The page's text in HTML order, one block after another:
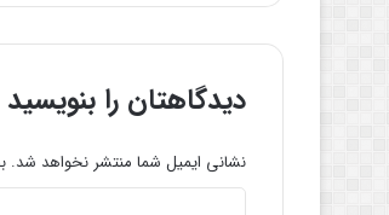
دیدگاهتان را بنویسید
نشانی ایمیل شما منتشر نخواهد شد.